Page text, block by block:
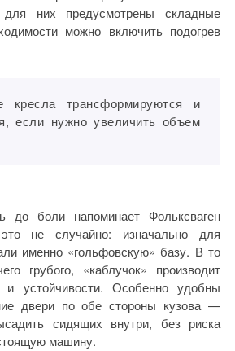
них предусмотрены складные
можно включить подогрев
кресла трансформируются и
если нужно увеличить объем
до боли напоминает Фольксваген
не случайно: изначально для
именно «гольфовскую» базу. В то
грубого, «каблучок» производит
и устойчивости. Особенно удобны
двери по обе стороны кузова —
сидящих внутри, без риска
машину.